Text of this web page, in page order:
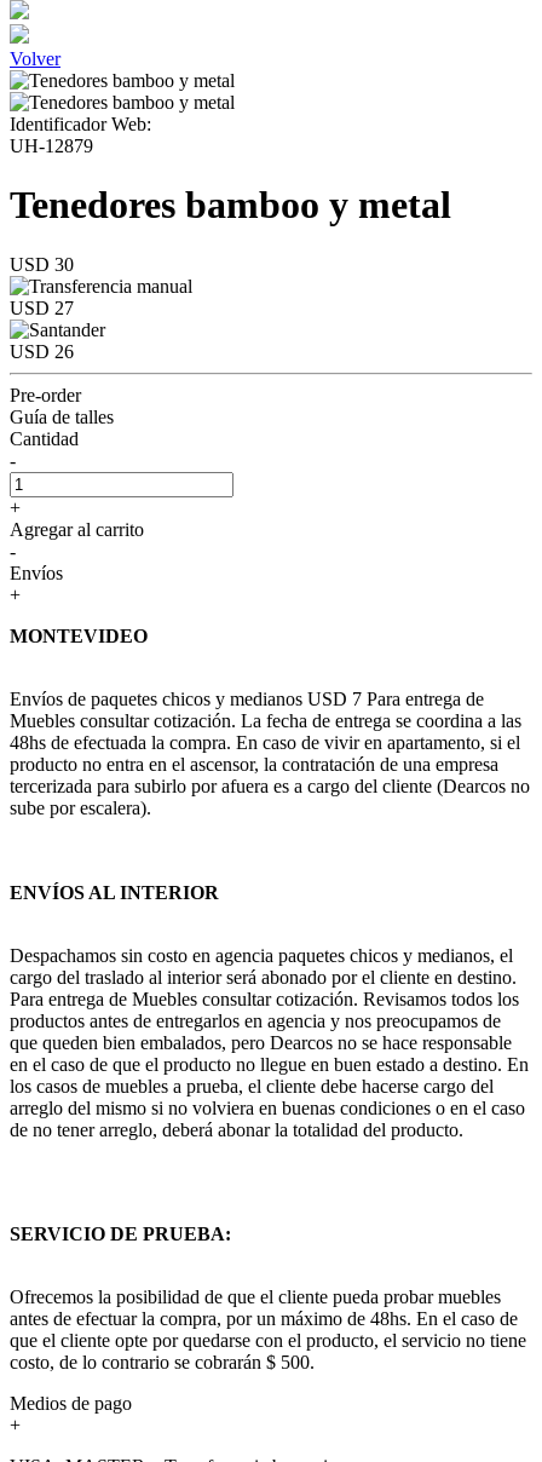
Volver
Identificador Web:
UH-12879
Tenedores bamboo y metal
USD 30
USD 27
USD 26
Pre-order
Guía de talles
Cantidad
-
+
Agregar al carrito
-
Envíos
+
MONTEVIDEO
Envíos de paquetes chicos y medianos USD 7 Para entrega de
Muebles consultar cotización. La fecha de entrega se coordina a las
48hs de efectuada la compra. En caso de vivir en apartamento, si el
producto no entra en el ascensor, la contratación de una empresa
tercerizada para subirlo por afuera es a cargo del cliente (Dearcos no
sube por escalera).
ENVÍOS AL INTERIOR
Despachamos sin costo en agencia paquetes chicos y medianos, el
cargo del traslado al interior será abonado por el cliente en destino.
Para entrega de Muebles consultar cotización. Revisamos todos los
productos antes de entregarlos en agencia y nos preocupamos de
que queden bien embalados, pero Dearcos no se hace responsable
en el caso de que el producto no llegue en buen estado a destino. En
los casos de muebles a prueba, el cliente debe hacerse cargo del
arreglo del mismo si no volviera en buenas condiciones o en el caso
de no tener arreglo, deberá abonar la totalidad del producto.
SERVICIO DE PRUEBA:
Ofrecemos la posibilidad de que el cliente pueda probar muebles
antes de efectuar la compra, por un máximo de 48hs. En el caso de
que el cliente opte por quedarse con el producto, el servicio no tiene
costo, de lo contrario se cobrarán $ 500.
Medios de pago
+